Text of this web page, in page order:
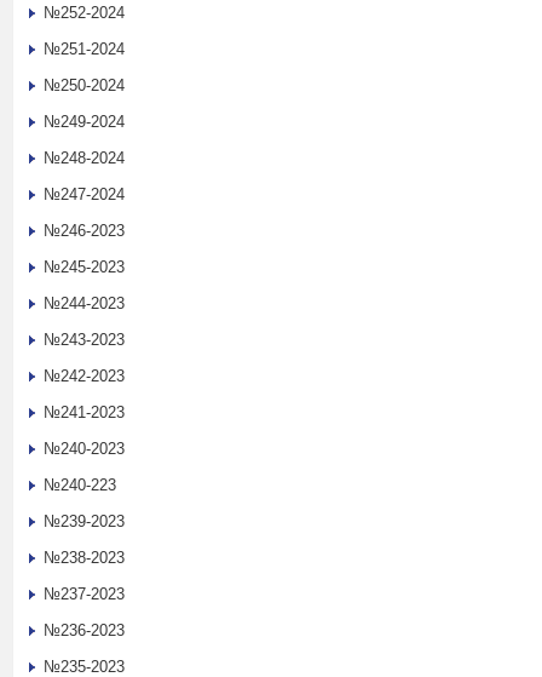
№252-2024
№251-2024
№250-2024
№249-2024
№248-2024
№247-2024
№246-2023
№245-2023
№244-2023
№243-2023
№242-2023
№241-2023
№240-2023
№240-223
№239-2023
№238-2023
№237-2023
№236-2023
№235-2023